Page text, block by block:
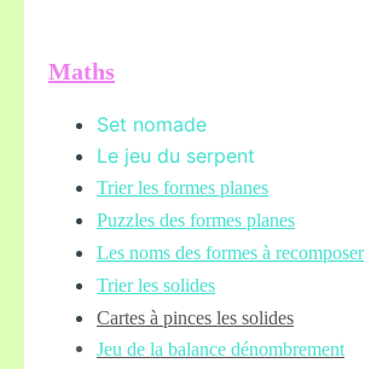
Maths
Set nomade
Le jeu du serpent
Trier les formes planes
Puzzles des formes planes
Les noms des formes à recomposer
Trier les solides
Cartes à pinces les solides
Jeu de la balance dénombrement